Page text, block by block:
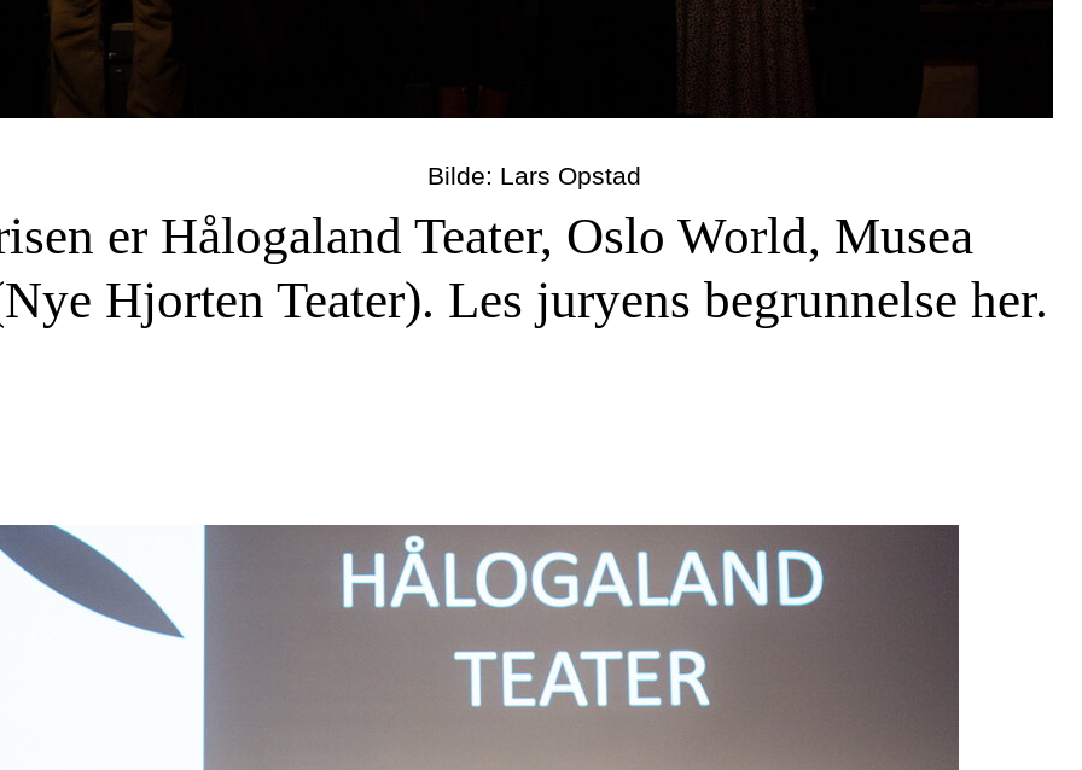
Bilde: Lars Opstad
er Hålogaland Teater, Oslo World, Musea
Hjorten Teater). Les juryens begrunnelse her.